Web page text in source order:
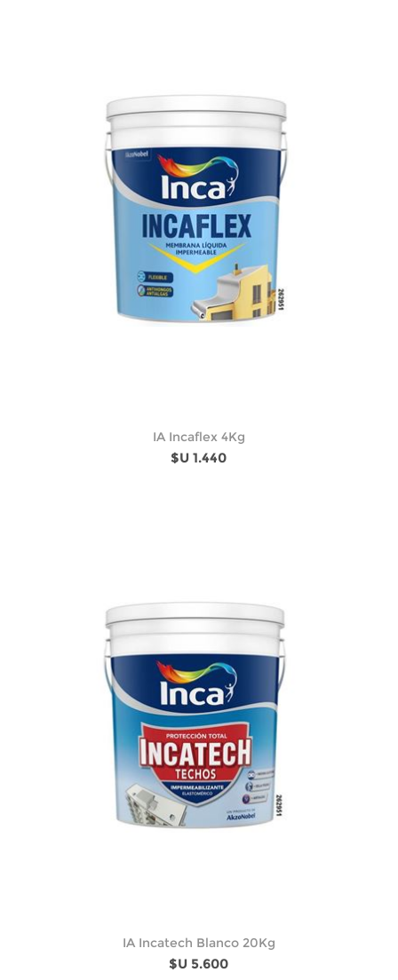
IA Incaflex 4Kg
$U 1.440
IA Incatech Blanco 20Kg
$U 5.600